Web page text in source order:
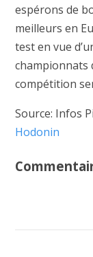
espérons de
meilleurs en
test en vue
championnats
compétition
Source: Infos
Hodonin